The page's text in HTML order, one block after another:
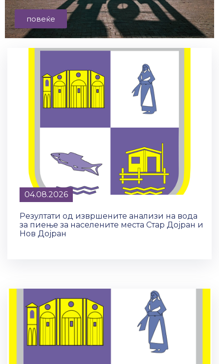
повеќе
04.08.2026
Резултати од извршените анализи на вода
за пиење за населените места Стар Дојран и
Нов Дојран